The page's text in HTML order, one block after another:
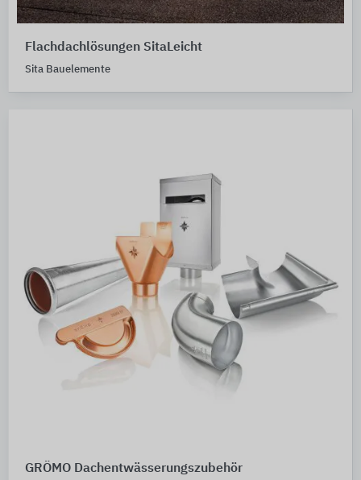
Flachdachlösungen SitaLeicht
Sita Bauelemente
GRÖMO Dachentwässerungszubehör